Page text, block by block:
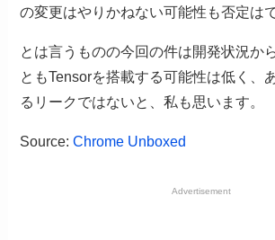
の変更はやりかねない可能性も否定は
とは言うものの今回の件は開発状況か
ともTensorを搭載する可能性は低く、
るリークではないと、私も思います。
Source:Chrome Unboxed
Advertisement